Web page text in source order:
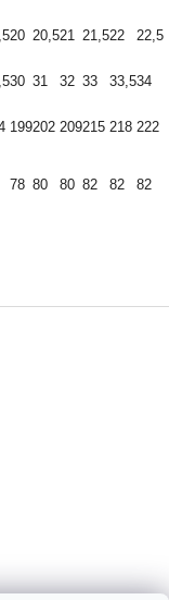
20 20,521 21,522 22,5
30 31 32 33 33,534
199202 209215 218 222
78 80 80 82 82 82